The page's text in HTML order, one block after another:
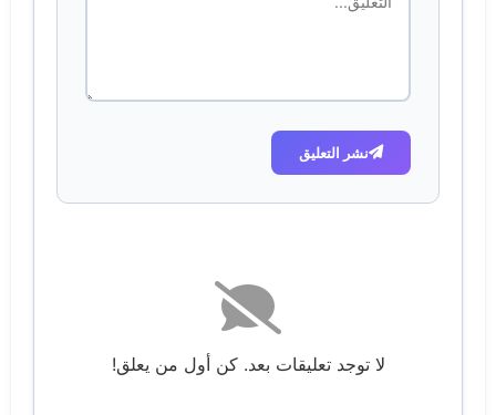
نشر التعليق
لا توجد تعليقات بعد. كن أول من يعلق!